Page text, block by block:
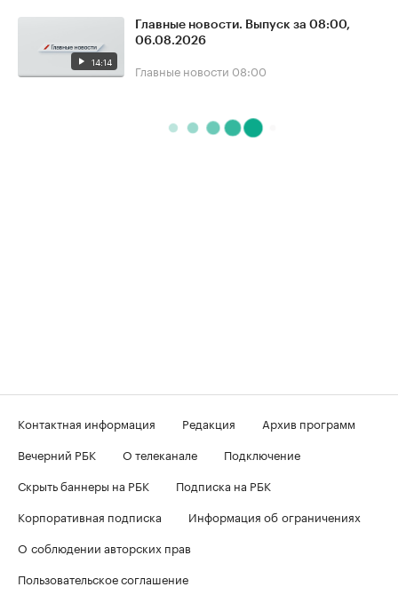
14:14
Главные новости. Выпуск за 08:00,
06.08.2026
Главные новости 08:00
Контактная информация Редакция
Архив программ
Вечерний РБК
О телеканале
Подключение
Скрыть баннеры на РБК
Подписка на РБК
Корпоративная подписка
Информация об ограничениях
О соблюдении авторских прав
Пользовательское соглашение